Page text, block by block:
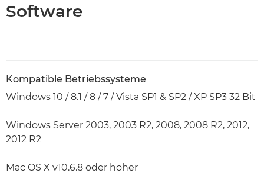
Software
Kompatible Betriebssysteme
Windows 10 / 8.1 / 8 / 7 / Vista SP1 & SP2 / XP SP3 32 Bit
Windows Server 2003, 2003 R2, 2008, 2008 R2, 2012,
2012 R2
Mac OS X v10.6.8 oder höher